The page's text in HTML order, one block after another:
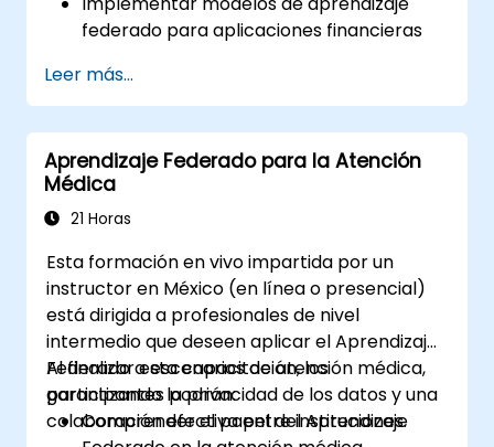
federado para aplicaciones financieras
Analizar datos financieros de forma
colaborativa sin comprometer la
privacidad.
Aplicar el aprendizaje federado a
escenarios financieros del mundo real,
como la detección de fraudes y la gestión
Leer más...
Aprendizaje Federado para la Atención
Médica
21 Horas
Esta formación en vivo impartida por un
instructor en México (en línea o presencial)
está dirigida a profesionales de nivel
intermedio que deseen aplicar el Aprendizaje
Federado a escenarios de atención médica,
garantizando la privacidad de los datos y una
colaboración efectiva entre instituciones.
Al finalizar esta capacitación, los
participantes podrán:
Comprender el papel del Aprendizaje